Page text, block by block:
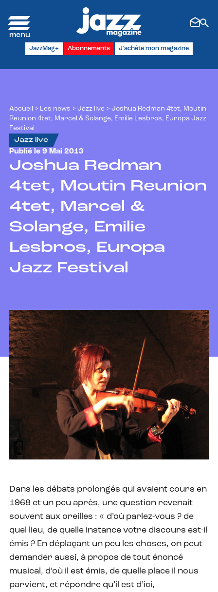
JazzMag+ Abonnements J'achète mon magazine
Accueil > Les news > Jazz live > Joshua Redman 4tet, Moutin
Reunion 4tet, Marcel & Solange, Emilie Lesbros, Europa Jazz
Festival
Jazz live
Publié le 9 Mai 2013
Joshua Redman
4tet, Moutin Reunion
4tet, Marcel &
Solange, Emilie
Lesbros, Europa
Jazz Festival
Dans les débats prolongés qui avaient cours en
1968 et un peu après, une question revenait
souvent aux oreilles : « d’où parlez-vous ? de
quel lieu, de quelle instance votre discours est-il
émis ? En déplaçant un peu les choses, on peut
demander aussi, à propos de tout énoncé
musical, d’où il est émis, de quelle place il nous
parvient, et répondre qu’il est d’ici,